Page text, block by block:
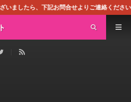
問合せよりご連絡ください。即刻対処さ